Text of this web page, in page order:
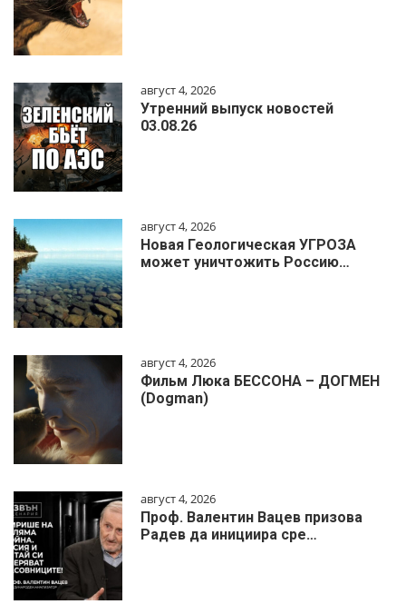
август 4, 2026
Утренний выпуск новостей
03.08.26
август 4, 2026
Новая Геологическая УГРОЗА
может уничтожить Россию…
август 4, 2026
Фильм Люка БЕССОНА – ДОГМЕН
(Dogman)
август 4, 2026
Проф. Валентин Вацев призова
Радев да инициира сре…